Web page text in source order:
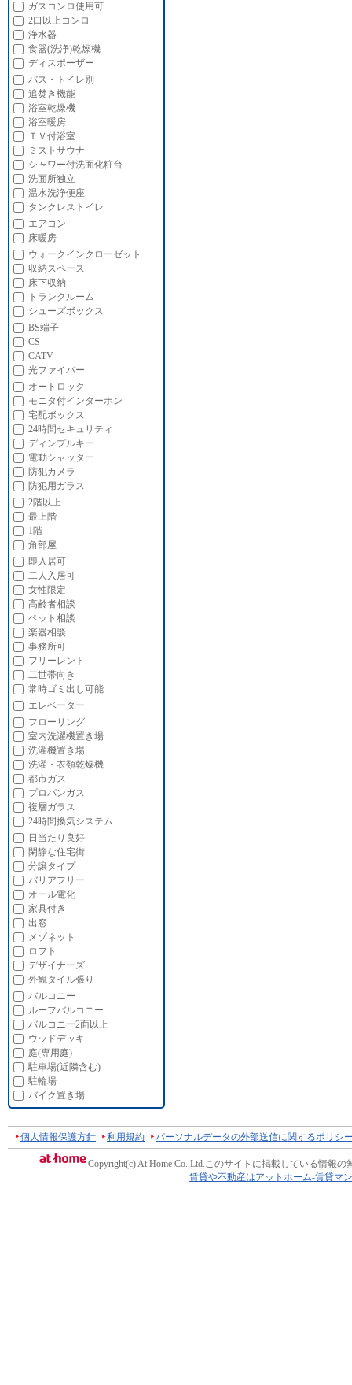
ガスコンロ使用可
2口以上コンロ
浄水器
食器(洗浄)乾燥機
ディスポーザー
バス・トイレ別
追焚き機能
浴室乾燥機
浴室暖房
ＴＶ付浴室
ミストサウナ
シャワー付洗面化粧台
洗面所独立
温水洗浄便座
タンクレストイレ
エアコン
床暖房
ウォークインクローゼット
収納スペース
床下収納
トランクルーム
シューズボックス
BS端子
CS
CATV
光ファイバー
オートロック
モニタ付インターホン
宅配ボックス
24時間セキュリティ
ディンプルキー
電動シャッター
防犯カメラ
防犯用ガラス
2階以上
最上階
1階
角部屋
即入居可
二人入居可
女性限定
高齢者相談
ペット相談
楽器相談
事務所可
フリーレント
二世帯向き
常時ゴミ出し可能
エレベーター
フローリング
室内洗濯機置き場
洗濯機置き場
洗濯・衣類乾燥機
都市ガス
プロパンガス
複層ガラス
24時間換気システム
日当たり良好
閑静な住宅街
分譲タイプ
バリアフリー
オール電化
家具付き
出窓
メゾネット
ロフト
デザイナーズ
外観タイル張り
バルコニー
ルーフバルコニー
バルコニー2面以上
ウッドデッキ
庭(専用庭)
駐車場(近隣含む)
駐輪場
バイク置き場
個人情報保護方針 利用規約 パーソナルデータの外部送信に関するポリシ
Copyright(c) At Home Co.,Ltd.このサイトに掲載している情報の
賃貸や不動産はアットホーム-賃貸マ